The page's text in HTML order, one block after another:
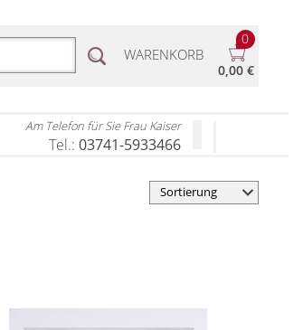
0
WARENKORB
0,00 €
Am Telefon für Sie Frau Kaiser
Tel.:03741-5933466